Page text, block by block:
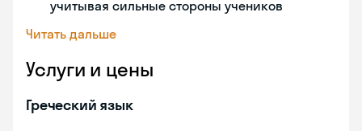
учитывая сильные стороны учеников
Читать дальше
Услуги и цены
Греческий язык